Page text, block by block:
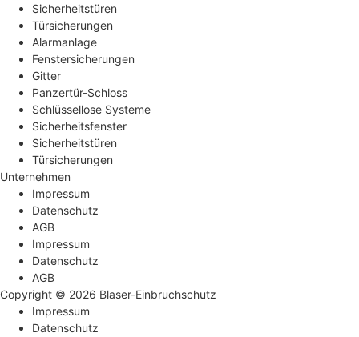
Sicherheitstüren
Türsicherungen
Alarmanlage
Fenstersicherungen
Gitter
Panzertür-Schloss
Schlüssellose Systeme
Sicherheitsfenster
Sicherheitstüren
Türsicherungen
Unternehmen
Impressum
Datenschutz
AGB
Impressum
Datenschutz
AGB
Copyright © 2026 Blaser-Einbruchschutz
Impressum
Datenschutz